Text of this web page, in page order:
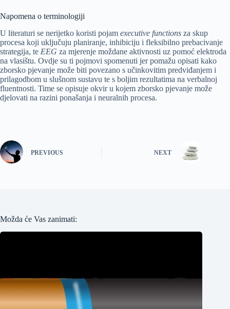
Napomena o terminologiji
U literaturi se nerijetko koristi pojam executive functions za skup
procesa koji uključuju planiranje, inhibiciju i fleksibilno prebacivanje
strategija, te EEG za mjerenje moždane aktivnosti uz pomoć elektroda
na vlasištu. Ovdje su ti pojmovi spomenuti jer pomažu opisati kako
zborsko pjevanje može biti povezano s učinkovitim predviđanjem i
prilagodbom u slušnom sustavu te s boljim rezultatima na verbalnoj
fluentnosti. Time se opisuje okvir u kojem zborsko pjevanje može
djelovati na razini ponašanja i neuralnih procesa.
PREVIOUS NEXT
Možda će Vas zanimati: